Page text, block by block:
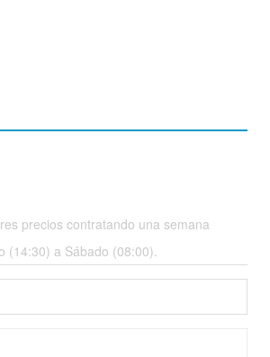
precios contratando una semana
(14:30) a Sábado (08:00).